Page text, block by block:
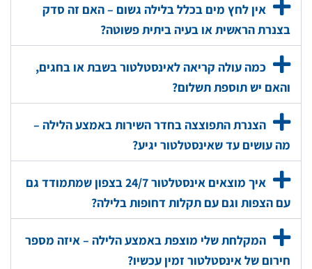
אין לחץ מים בכלל בלילה גשום – האם זה סדק
בצנרת הראשית או בעיה ביתית פשוטה?
כמה עולה קריאה לאינסטלטור בשבת או בחגים,
והאם יש תוספת תשלום?
הצנרת התפוצצה בחדר השירות באמצע הלילה –
מה עושים עד שאינסטלטור יגיע?
איך מוצאים אינסטלטור 24/7 בצפון שמתמודד גם
עם הצפות וגם עם תקלות דחופות בלילה?
המקלחת שלי מוצפת באמצע הלילה – איזה מספר
חירום של אינסטלטור זמין עכשיו?